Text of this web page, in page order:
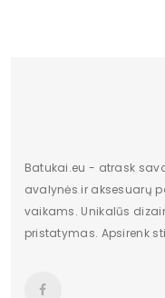
Batukai.eu - atrask
avalynės ir aksesuarų
vaikams. Unikalūs
pristatymas. Apsirenk